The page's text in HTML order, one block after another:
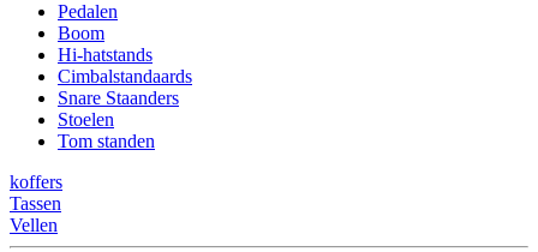
Pedalen
Boom
Hi-hatstands
Cimbalstandaards
Snare Staanders
Stoelen
Tom standen
koffers
Tassen
Vellen